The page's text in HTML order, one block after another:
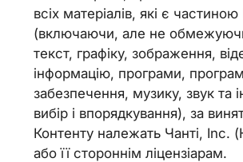
всіх матеріалів, які є
(включаючи, але не
текст, графіку, зображення,
інформацію, програми,
забезпечення, музику, звук та
вибір і впорядкування), за
Контенту належать Чанті, Inc.
або її стороннім ліцензіарам.